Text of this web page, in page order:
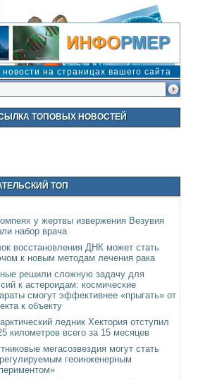
на страницах вашего сайта
ТОПОВЫХ НОВОСТЕЙ
ТОП
у жертвы извержения Везувия
набор врача
восстановления ДНК может стать
к новым методам лечения рака
решили сложную задачу для
к астероидам: космические
смогут эффективнее «прыгать» от
к объекту
ледник Хектория отступил
километров всего за 15 месяцев
мегасозвездия могут стать
геоинженерным